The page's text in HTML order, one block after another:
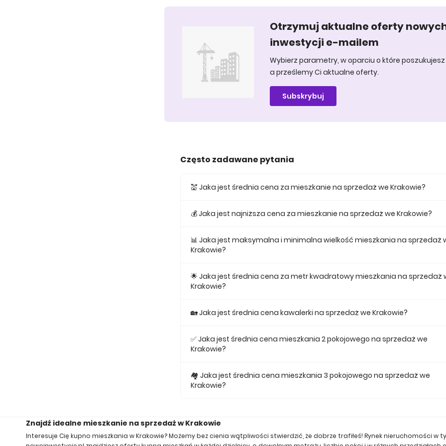
Otrzymuj aktualne oferty
inwestycji e-mailem
Wybierz parametry, w oparciu o które
a prześlemy Ci aktualne oferty.
Subskrybuj
Często zadawane pytania
💒 Jaka jest średnia cena za mieszkanie na sprzedaż we Krakowie?
💰 Jaka jest najniższa cena za mieszkanie na sprzedaż we Krakowie?
📊 Jaka jest maksymalna i minimalna wielkość mieszkania na sprzedaż
Krakowie?
25,01.
🌟 Jaka jest średnia cena za metr kwadratowy mieszkania na sprzedaż
Krakowie?
🏡 Jaka jest średnia cena kawalerki na sprzedaż we Krakowie?
✅ Jaka jest średnia cena mieszkania 2 pokojowego na sprzedaż we
Krakowie?
🏘️ Jaka jest średnia cena mieszkania 3 pokojowego na sprzedaż we
Krakowie?
Znajdź idealne mieszkanie na sprzedaż w Krakowie
Interesuje Cię kupno mieszkania w Krakowie? Możemy bez cienia wątpliwości stwierdzić, że dobrze trafiłeś! Rynek nieruchomości